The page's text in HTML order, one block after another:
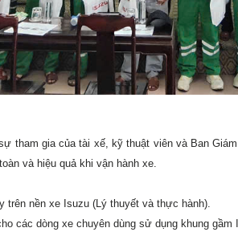
tham gia của tài xế, kỹ thuật viên và Ban
và hiệu quả khi vận hành xe.
nền xe Isuzu (Lý thuyết và thực hành).
các dòng xe chuyên dùng sử dụng khung gầm